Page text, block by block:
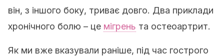
він, з іншого боку, триває довго. Два приклади
хронічного болю – це мігрень та остеоартрит.
Як ми вже вказували раніше, під час гострого